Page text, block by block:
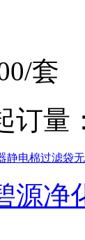
/套
订量：
静电棉过滤袋
源净